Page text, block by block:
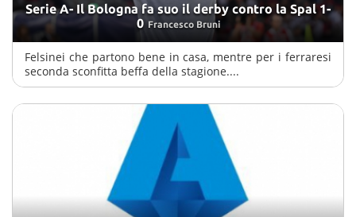
Serie A- Il Bologna fa suo il derby contro la Spal 1-
0 Francesco Bruni
Felsinei che partono bene in casa, mentre per i ferraresi
seconda sconfitta beffa della stagione....